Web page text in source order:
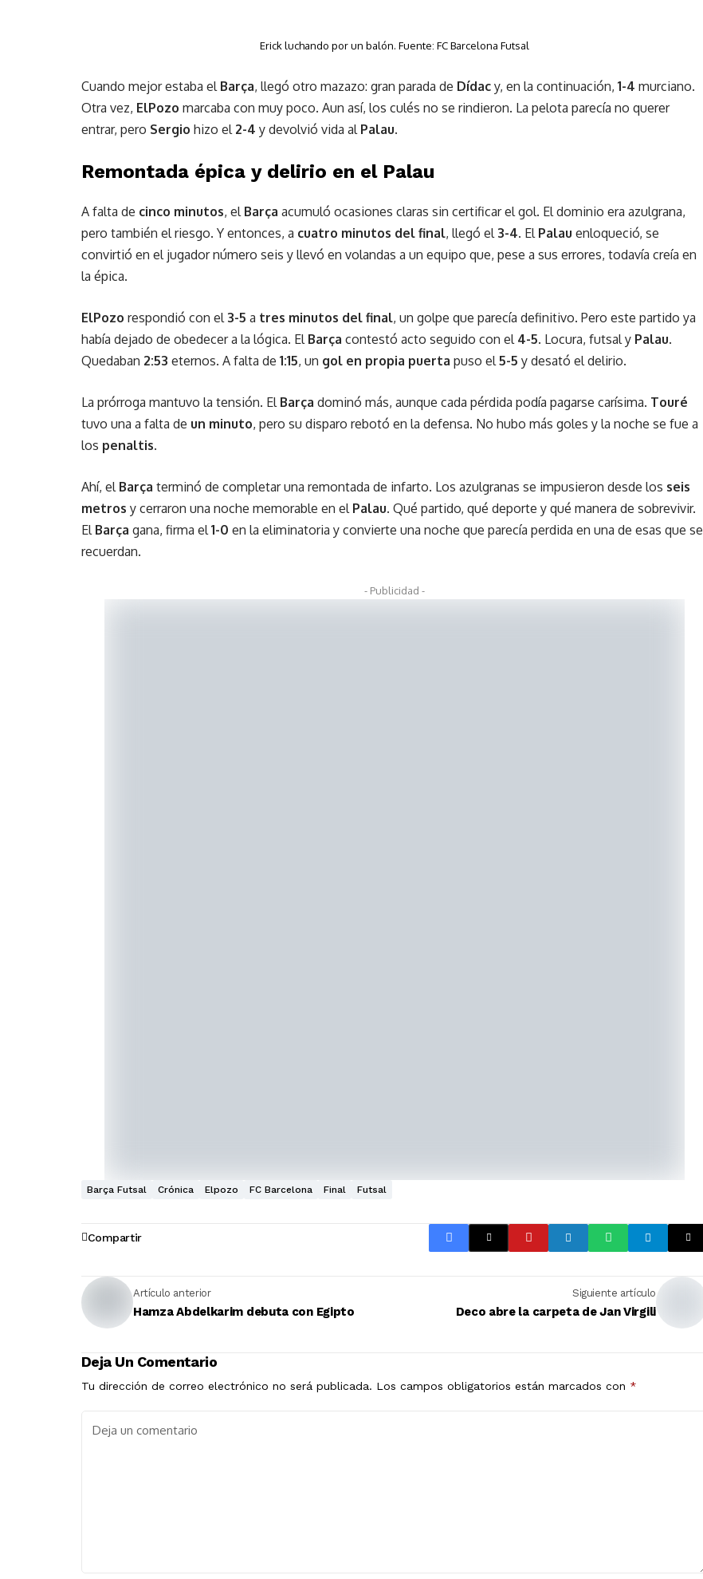
Erick luchando por un balón. Fuente: FC Barcelona Futsal
Cuando mejor estaba el Barça, llegó otro mazazo: gran parada de Dídac y, en la continuación, 1-4 murciano.
Otra vez, ElPozo marcaba con muy poco. Aun así, los culés no se rindieron. La pelota parecía no querer
entrar, pero Sergio hizo el 2-4 y devolvió vida al Palau.
Remontada épica y delirio en el Palau
A falta de cinco minutos, el Barça acumuló ocasiones claras sin certificar el gol. El dominio era azulgrana,
pero también el riesgo. Y entonces, a cuatro minutos del final, llegó el 3-4. El Palau enloqueció, se
convirtió en el jugador número seis y llevó en volandas a un equipo que, pese a sus errores, todavía creía en
la épica.
ElPozo respondió con el 3-5 a tres minutos del final, un golpe que parecía definitivo. Pero este partido ya
había dejado de obedecer a la lógica. El Barça contestó acto seguido con el 4-5. Locura, futsal y Palau.
Quedaban 2:53 eternos. A falta de 1:15, un gol en propia puerta puso el 5-5 y desató el delirio.
La prórroga mantuvo la tensión. El Barça dominó más, aunque cada pérdida podía pagarse carísima. Touré
tuvo una a falta de un minuto, pero su disparo rebotó en la defensa. No hubo más goles y la noche se fue a
los penaltis.
Ahí, el Barça terminó de completar una remontada de infarto. Los azulgranas se impusieron desde los seis
metros y cerraron una noche memorable en el Palau. Qué partido, qué deporte y qué manera de sobrevivir.
El Barça gana, firma el 1-0 en la eliminatoria y convierte una noche que parecía perdida en una de esas que se
recuerdan.
- Publicidad -
Barça Futsal Crónica Elpozo FC Barcelona Final Futsal
Compartir
Artículo anterior
Hamza Abdelkarim debuta con Egipto
Siguiente artículo
Deco abre la carpeta de Jan Virgili
Deja Un Comentario
Tu dirección de correo electrónico no será publicada. Los campos obligatorios están marcados con *